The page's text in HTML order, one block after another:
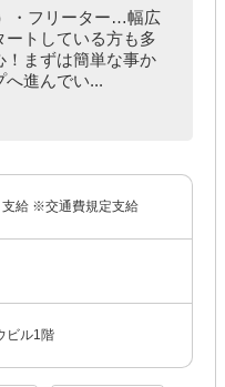
・フリーター…幅広
トしている方も多
！まずは簡単な事か
へ進んでい...
給 ※交通費規定支給
ビル1階